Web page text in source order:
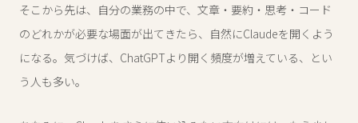
そこから先は、自分の業務の中で、文章・要約・思考・コード
のどれかが必要な場面が出てきたら、自然にClaudeを開くよう
になる。気づけば、ChatGPTより開く頻度が増えている、とい
う人も多い。